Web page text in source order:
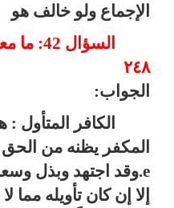
الإجماع ولو خالف هو
السؤال
٢٤٨
الجواب:
الكافر المتأول
المكفر يظنه من
e.وقد اجتهد وبذل
إلا إن كان تأويله